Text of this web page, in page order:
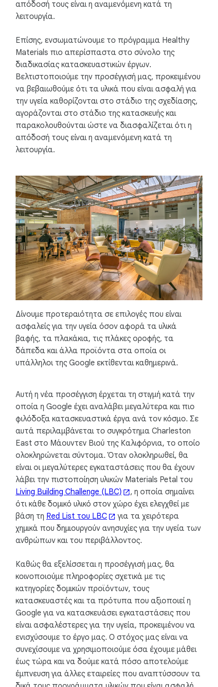
απόδοσή τους είναι η αναμενόμενη κατά τη
λειτουργία.
Επίσης, ενσωματώνουμε το πρόγραμμα Healthy
Materials πιο απερίσπαστα στο σύνολο της
διαδικασίας κατασκευαστικών έργων.
Βελτιστοποιούμε την προσέγγισή μας, προκειμένου
να βεβαιωθούμε ότι τα υλικά που είναι ασφαλή για
την υγεία καθορίζονται στο στάδιο της σχεδίασης,
αγοράζονται στο στάδιο της κατασκευής και
παρακολουθούνται ώστε να διασφαλίζεται ότι η
απόδοσή τους είναι η αναμενόμενη κατά τη
λειτουργία.
Δίνουμε προτεραιότητα σε επιλογές που είναι
ασφαλείς για την υγεία όσον αφορά τα υλικά
βαφής, τα πλακάκια, τις πλάκες οροφής, τα
δάπεδα και άλλα προϊόντα στα οποία οι
υπάλληλοι της Google εκτίθενται καθημερινά.
Αυτή η νέα προσέγγιση έρχεται τη στιγμή κατά την
οποία η Google έχει αναλάβει μεγαλύτερα και πιο
φιλόδοξα κατασκευαστικά έργα ανά τον κόσμο. Σε
αυτά περιλαμβάνεται το συγκρότημα Charleston
East στο Μάουντεν Βιού της Καλιφόρνια, το οποίο
ολοκληρώνεται σύντομα. Όταν ολοκληρωθεί, θα
είναι οι μεγαλύτερες εγκαταστάσεις που θα έχουν
λάβει την πιστοποίηση υλικών Materials Petal του
Living Building Challenge (LBC)
, η οποία σημαίνει
ότι κάθε δομικό υλικό στον χώρο έχει ελεγχθεί με
βάση τη Red List του LBC
για τα χειρότερα
χημικά που δημιουργούν ανησυχίες για την υγεία των
ανθρώπων και του περιβάλλοντος.
Καθώς θα εξελίσσεται η προσέγγισή μας, θα
κοινοποιούμε πληροφορίες σχετικά με τις
κατηγορίες δομικών προϊόντων, τους
κατασκευαστές και τα πρότυπα που αξιοποιεί η
Google για να κατασκευάσει εγκαταστάσεις που
είναι ασφαλέστερες για την υγεία, προκειμένου να
ενισχύσουμε το έργο μας. Ο στόχος μας είναι να
συνεχίσουμε να χρησιμοποιούμε όσα έχουμε μάθει
έως τώρα και να δούμε κατά πόσο αποτελούμε
έμπνευση για άλλες εταιρείες που αναπτύσσουν τα